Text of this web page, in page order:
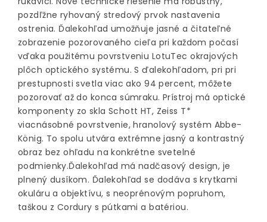
pozdľžne ryhovaný stredový prvok nastavenia
ostrenia. Ďalekohľad umožňuje jasné a čitateľné
zobrazenie pozorovaného cieľa pri každom počasí
vďaka použitému povrstveniu LotuTec okrajových
plôch optického systému. S ďalekohľadom, pri pri
prestupnosti svetla viac ako 94 percent, môžete
pozorovať až do konca súmraku. Prístroj má optické
komponenty zo skla Schott HT, Zeiss T*
viacnásobné povrstvenie, hranolový systém Abbe-
König. To spolu utvára extrémne jasný a kontrastný
obraz bez ohľadu na konkrétne svetelné
podmienky.Ďalekohľad má nadčasový design, je
plnený dusíkom. Ďalekohľad se dodáva s krytkami
okuláru a objektívu, s neoprénovým popruhom,
taškou z Cordury s pútkami a batériou.